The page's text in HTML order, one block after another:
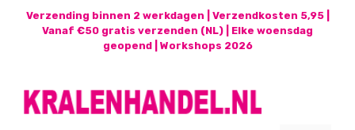
Verzending binnen 2 werkdagen | Verzendkosten 5,95 |
Vanaf €50 gratis verzenden (NL) | Elke woensdag
geopend | Workshops 2026